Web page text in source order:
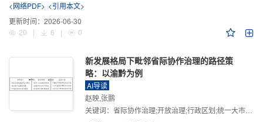
<网络PDF> <引用本文>
更新时间： 2026-06-30
20
| 6 | 0
新发展格局下毗邻省际协作治理的路径策
略：以渝黔为例
AI导读
赵映,张鹏
关键词： 省际协作治理;开放治理;行政区划;统一大市场;新发展格局